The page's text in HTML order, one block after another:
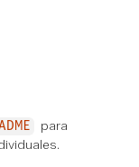
para